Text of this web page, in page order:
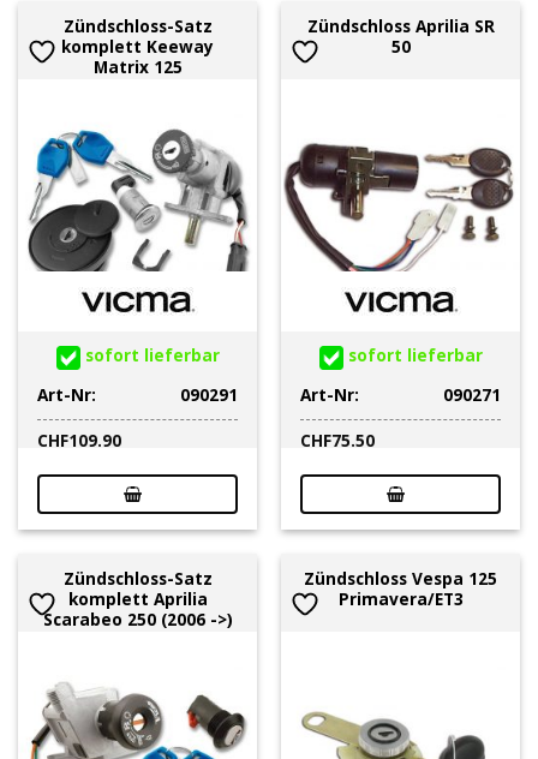
Zündschloss-Satz
komplett Keeway
Matrix 125
sofort lieferbar
Art-Nr:
090291
CHF109.90
Zündschloss Aprilia SR
50
sofort lieferbar
Art-Nr:
090271
CHF75.50
Zündschloss-Satz
komplett Aprilia
Scarabeo 250 (2006 ->)
Zündschloss Vespa 125
Primavera/ET3